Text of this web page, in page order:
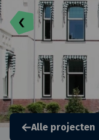
Alle projecten